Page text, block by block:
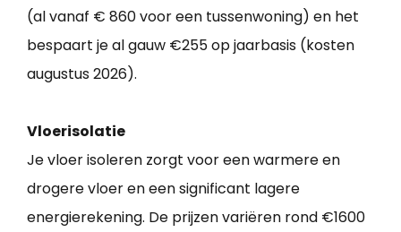
(al vanaf € 860 voor een tussenwoning) en het
bespaart je al gauw €255 op jaarbasis (kosten
augustus 2026).
Vloerisolatie
Je vloer isoleren zorgt voor een warmere en
drogere vloer en een significant lagere
energierekening. De prijzen variëren rond €1600